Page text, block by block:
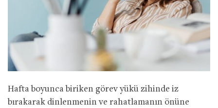
Hafta boyunca biriken görev yükü zihinde iz
bırakarak dinlenmenin ve rahatlamanın önüne